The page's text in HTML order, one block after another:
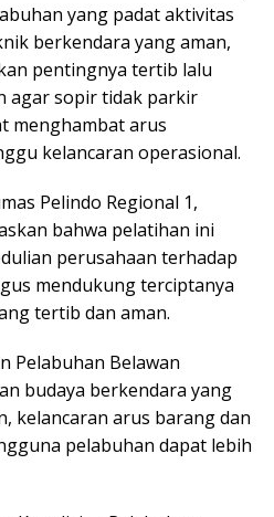
yang padat aktivitas
berkendara yang aman,
pentingnya tertib lalu
agar sopir tidak parkir
menghambat arus
kelancaran operasional.
Pelindo Regional 1,
bahwa pelatihan ini
perusahaan terhadap
mendukung terciptanya
tertib dan aman.
Pelabuhan Belawan
budaya berkendara yang
kelancaran arus barang dan
pelabuhan dapat lebih